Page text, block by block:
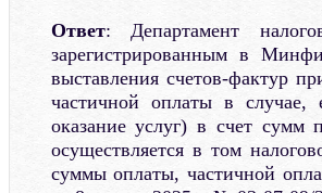
Ответ: Департамент
зарегистрированным в
выставления счетов-фактур
частичной оплаты в случае,
оказание услуг) в счет сумм
осуществляется в том
суммы оплаты, частичной